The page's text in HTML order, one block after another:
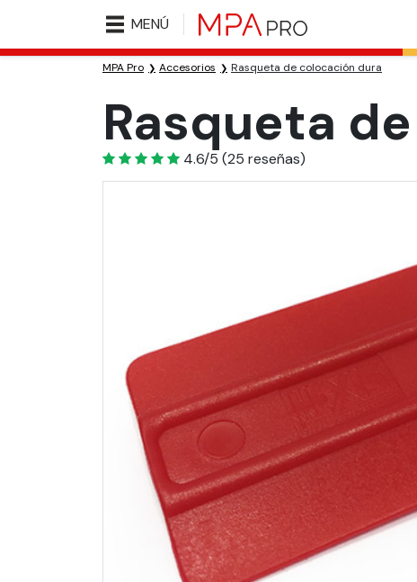
MENÚ
MPA Pro Accesorios Rasqueta de colocación dura
Rasqueta
4.6
4.6/5 (25 reseñas)